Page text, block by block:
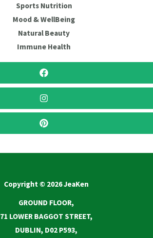
Sports Nutrition
Mood & WellBeing
Natural Beauty
Immune Health
Copyright © 2026 JeaKen
GROUND FLOOR,
71 LOWER BAGGOT STREET,
DUBLIN, D02 P593,